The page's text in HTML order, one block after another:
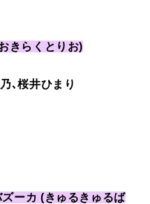
きらくとりお)
､桜井ひまり
ーカ (きゅるきゅるば